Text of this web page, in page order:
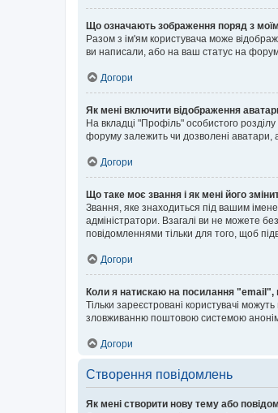
Що означають зображення поряд з
Разом з ім'ям користувача може
ви написали, або на ваш статус на
Догори
Як мені включити відображення
На вкладці "Профіль" особистого
форуму залежить чи дозволені аватари,
Догори
Що таке моє звання і як мені його
Звання, яке знаходиться під вашим
адміністратори. Взагалі ви не можете
повідомленнями тільки для того, щоб
Догори
Коли я натискаю на посилання "email",
Тільки зареєстровані користувачі
зловживанню поштовою системою
Догори
Створення повідомлень
Як мені створити нову тему або